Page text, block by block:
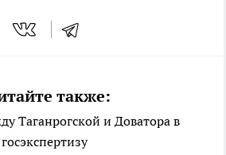
также:
Таганрогской и Доватора в